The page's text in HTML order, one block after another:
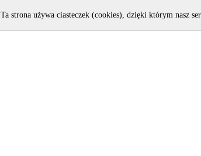
Ta strona używa ciasteczek (cookies), dzięki którym nasz